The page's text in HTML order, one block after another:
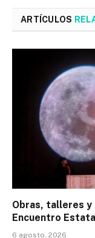
ARTÍCULOS
Obras, talleres
Encuentro
6 agosto, 2026